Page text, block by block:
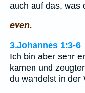
auch auf das, was
even.
3.Johannes 1:3-6
Ich bin aber sehr
kamen und
du wandelst in der